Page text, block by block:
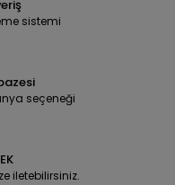
sistemi
seçeneği
iletebilirsiniz.